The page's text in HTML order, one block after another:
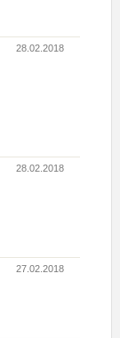
28.02.2018
28.02.2018
27.02.2018